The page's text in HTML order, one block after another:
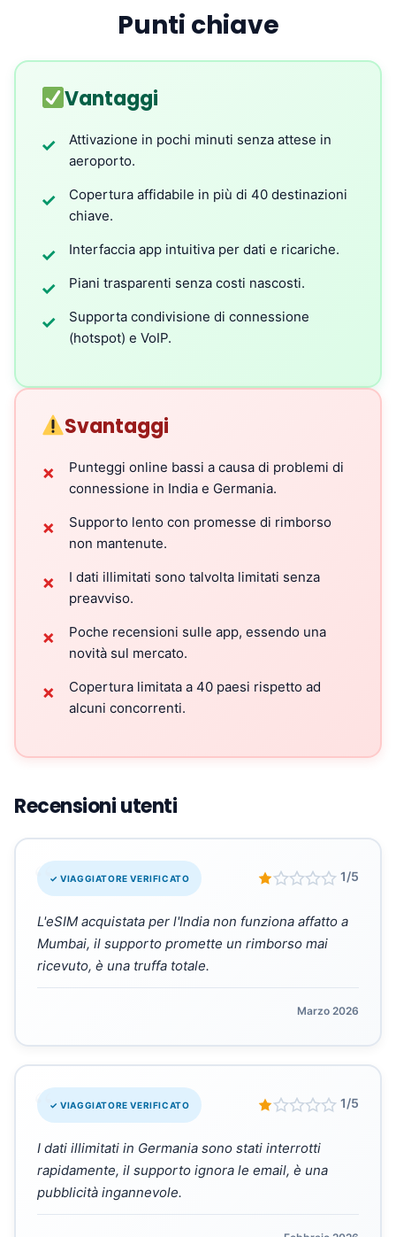
Punti chiave
Vantaggi
✓
Attivazione in pochi minuti senza attese in
aeroporto.
✓
Copertura affidabile in più di 40 destinazioni
chiave.
✓ Interfaccia app intuitiva per dati e ricariche.
✓ Piani trasparenti senza costi nascosti.
✓
Supporta condivisione di connessione
(hotspot) e VoIP.
Svantaggi
✗
Punteggi online bassi a causa di problemi di
connessione in India e Germania.
✗
Supporto lento con promesse di rimborso
non mantenute.
✗
I dati illimitati sono talvolta limitati senza
preavviso.
✗
Poche recensioni sulle app, essendo una
novità sul mercato.
✗
Copertura limitata a 40 paesi rispetto ad
alcuni concorrenti.
Recensioni utenti
✓ VIAGGIATORE VERIFICATO 1/5
“
L'eSIM acquistata per l'India non funziona affatto a
Mumbai, il supporto promette un rimborso mai
ricevuto, è una truffa totale.
Marzo 2026
✓ VIAGGIATORE VERIFICATO 1/5
“
I dati illimitati in Germania sono stati interrotti
rapidamente, il supporto ignora le email, è una
pubblicità ingannevole.